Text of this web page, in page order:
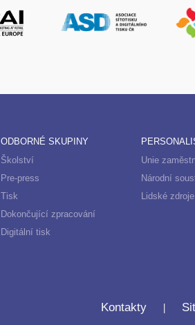
ODBORNÉ SKUPINY
Školství
Pre-press
Tisk
Dokončující zpracování
Digitální tisk
Unie
Národní
Lidské zdroje
Kontakty |